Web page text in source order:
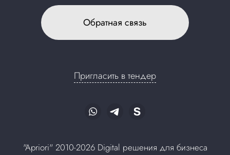
Обратная связь
Пригласить в тендер
"Apriori" 2010-2026 Digital решения для бизнеса